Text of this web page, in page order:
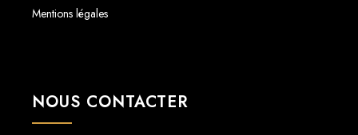
Mentions légales
NOUS CONTACTER